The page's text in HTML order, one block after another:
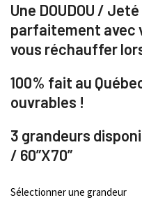
Une DOUDOU /
parfaitement avec
vous réchauffer
100% fait au
ouvrables !
3 grandeurs
/ 60”X70”
Sélectionner une grandeur